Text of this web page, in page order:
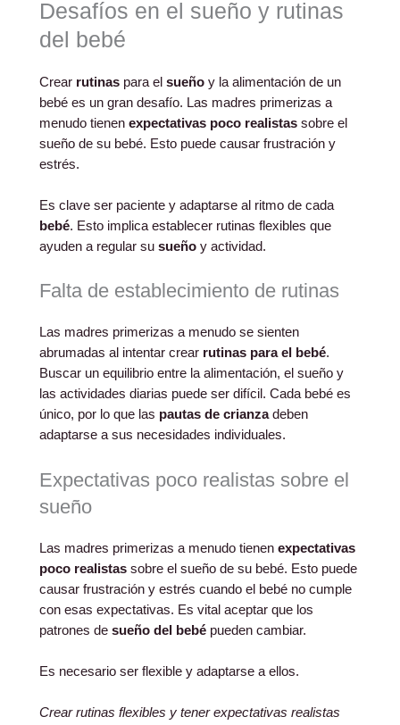
Desafíos en el sueño y rutinas
del bebé
Crear rutinas para el sueño y la alimentación de un
bebé es un gran desafío. Las madres primerizas a
menudo tienen expectativas poco realistas sobre el
sueño de su bebé. Esto puede causar frustración y
estrés.
Es clave ser paciente y adaptarse al ritmo de cada
bebé. Esto implica establecer rutinas flexibles que
ayuden a regular su sueño y actividad.
Falta de establecimiento de rutinas
Las madres primerizas a menudo se sienten
abrumadas al intentar crear rutinas para el bebé.
Buscar un equilibrio entre la alimentación, el sueño y
las actividades diarias puede ser difícil. Cada bebé es
único, por lo que las pautas de crianzadeben
adaptarse a sus necesidades individuales.
Expectativas poco realistas sobre el
sueño
Las madres primerizas a menudo tienen expectativas
poco realistas sobre el sueño de su bebé. Esto puede
causar frustración y estrés cuando el bebé no cumple
con esas expectativas. Es vital aceptar que los
patrones de sueño del bebé pueden cambiar.
Es necesario ser flexible y adaptarse a ellos.
Crear rutinas flexibles y tener expectativas realistas